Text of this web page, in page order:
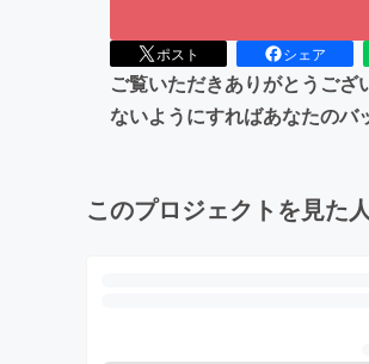
ポスト シェア
ご覧いただきありがとうご
ないようにすればあなたのバ
このプロジェクトを見た